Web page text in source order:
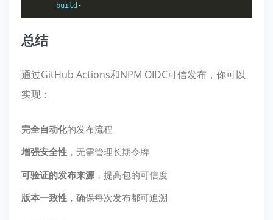
      build
-
总结
通过GitHub Actions和NPM OIDC可信发布，你可以
实现：
完全自动化的发布流程
增强安全性 ，无需管理长期令牌
可验证的发布来源 ，提高包的可信度
版本一致性 ，确保每次发布都可追溯